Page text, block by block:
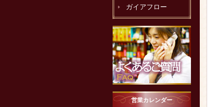
ガイアフロー
営業カレンダー